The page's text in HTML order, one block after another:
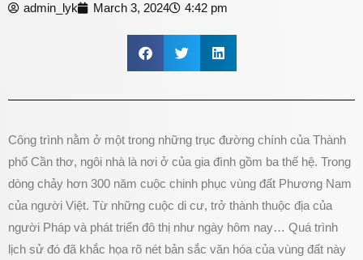
admin_lyk March 3, 2024 4:42 pm
Công trình nằm ở một trong những trục đường chính của Thành
phố Cần thơ, ngôi nhà là nơi ở của gia đình gồm ba thế hệ. Trong
dòng chảy hơn 300 năm cuộc chinh phục vùng đất Phương Nam
của người Việt. Từ những cuộc di cư, trở thành thuộc địa của
người Pháp và phát triển đô thị như ngày hôm nay… Quá trình
lịch sử đó đã khắc họa rõ nét bản sắc văn hóa của vùng đất này